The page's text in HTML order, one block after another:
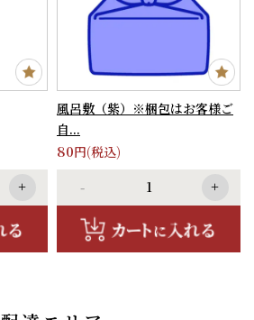
+
風呂敷（紫）※梱包はお客様ご
自...
80円(税込)
- +